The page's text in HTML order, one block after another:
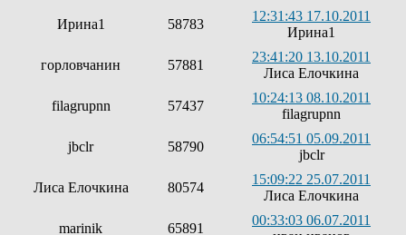
Ирина1 58783
12:31:43 17.10.2011
Ирина1
горловчанин 57881
23:41:20 13.10.2011
Лиса Елочкина
filagrupnn 57437
10:24:13 08.10.2011
filagrupnn
jbclr 58790
06:54:51 05.09.2011
jbclr
Лиса Елочкина 80574
15:09:22 25.07.2011
Лиса Елочкина
marinik 65891
00:33:03 06.07.2011